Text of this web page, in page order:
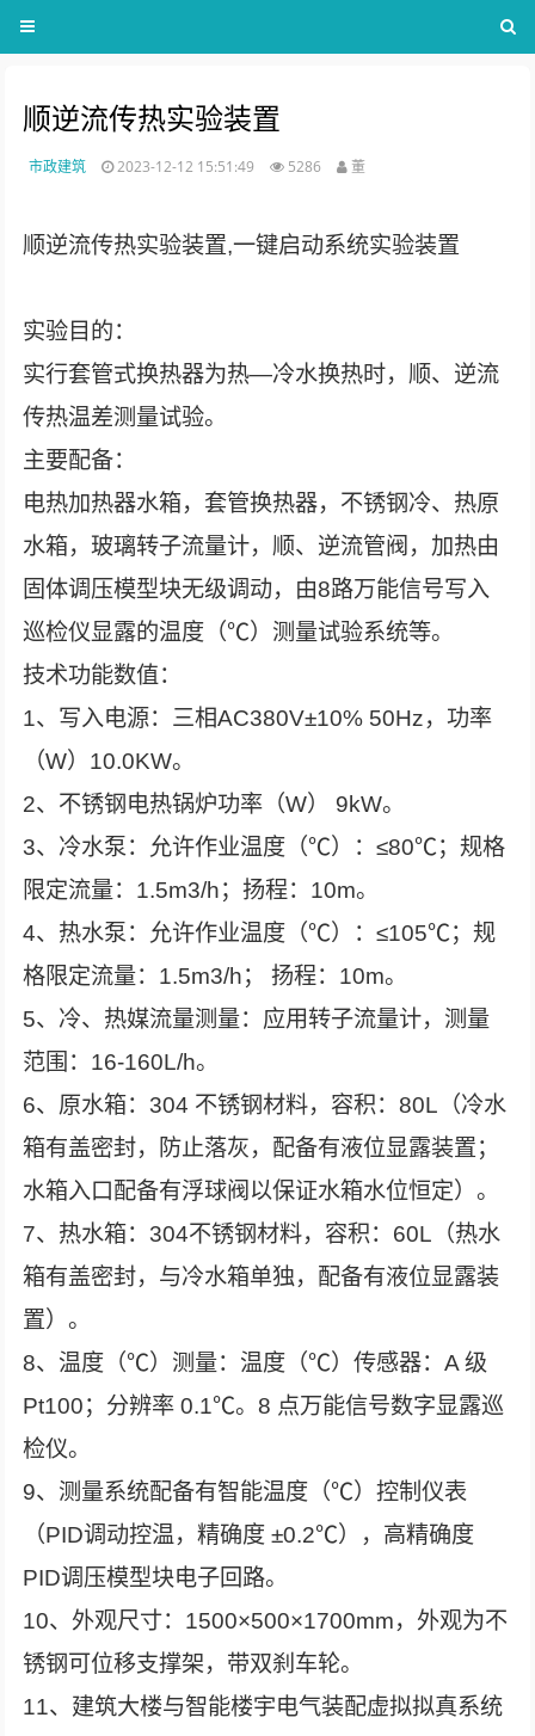
顺逆流传热实验装置
市政建筑 2023-12-12 15:51:49 5286 董
顺逆流传热实验装置,一键启动系统实验装置
实验目的：
实行套管式换热器为热―冷水换热时，顺、逆流
传热温差测量试验。
主要配备：
电热加热器水箱，套管换热器，不锈钢冷、热原
水箱，玻璃转子流量计，顺、逆流管阀，加热由
固体调压模型块无级调动，由8路万能信号写入
巡检仪显露的温度（℃）测量试验系统等。
技术功能数值：
1、写入电源：三相AC380V±10% 50Hz，功率
（W）10.0KW。
2、不锈钢电热锅炉功率（W） 9kW。
3、冷水泵：允许作业温度（℃）：≤80℃；规格
限定流量：1.5m3/h；扬程：10m。
4、热水泵：允许作业温度（℃）：≤105℃；规
格限定流量：1.5m3/h； 扬程：10m。
5、冷、热媒流量测量：应用转子流量计，测量
范围：16-160L/h。
6、原水箱：304 不锈钢材料，容积：80L（冷水
箱有盖密封，防止落灰，配备有液位显露装置；
水箱入口配备有浮球阀以保证水箱水位恒定）。
7、热水箱：304不锈钢材料，容积：60L（热水
箱有盖密封，与冷水箱单独，配备有液位显露装
置）。
8、温度（℃）测量：温度（℃）传感器：A 级
Pt100；分辨率 0.1℃。8 点万能信号数字显露巡
检仪。
9、测量系统配备有智能温度（℃）控制仪表
（PID调动控温，精确度 ±0.2℃），高精确度
PID调压模型块电子回路。
10、外观尺寸：1500×500×1700mm，外观为不
锈钢可位移支撑架，带双刹车轮。
11、建筑大楼与智能楼宇电气装配虚拟拟真系统